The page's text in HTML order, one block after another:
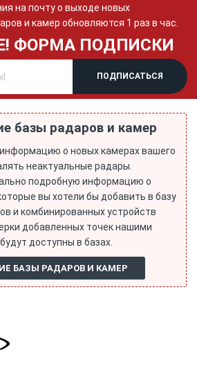
на почту о выходе новых
и камер обновляются 1 раз в час.
ФОРМА ПОДПИСКИ
базы радаров и камер
о новых камерах вашего
неактуальные радары.
подробную информацию о
вы хотели бы добавить в базу
и комбинированных устройств
добавленных точек нашими
доступны в базах.
БАЗЫ РАДАРОВ И КАМЕР